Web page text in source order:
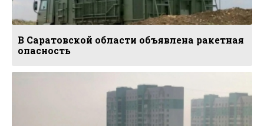
В Саратовской области объявлена ракетная
опасность